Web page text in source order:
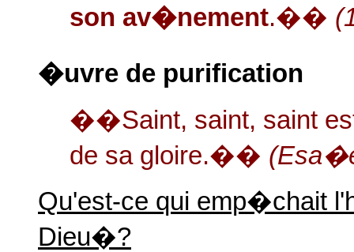
son av�nement.��
�uvre de purification
��Saint, saint, saint
de sa gloire.��
Qu'est-ce qui emp�chait
Dieu�?